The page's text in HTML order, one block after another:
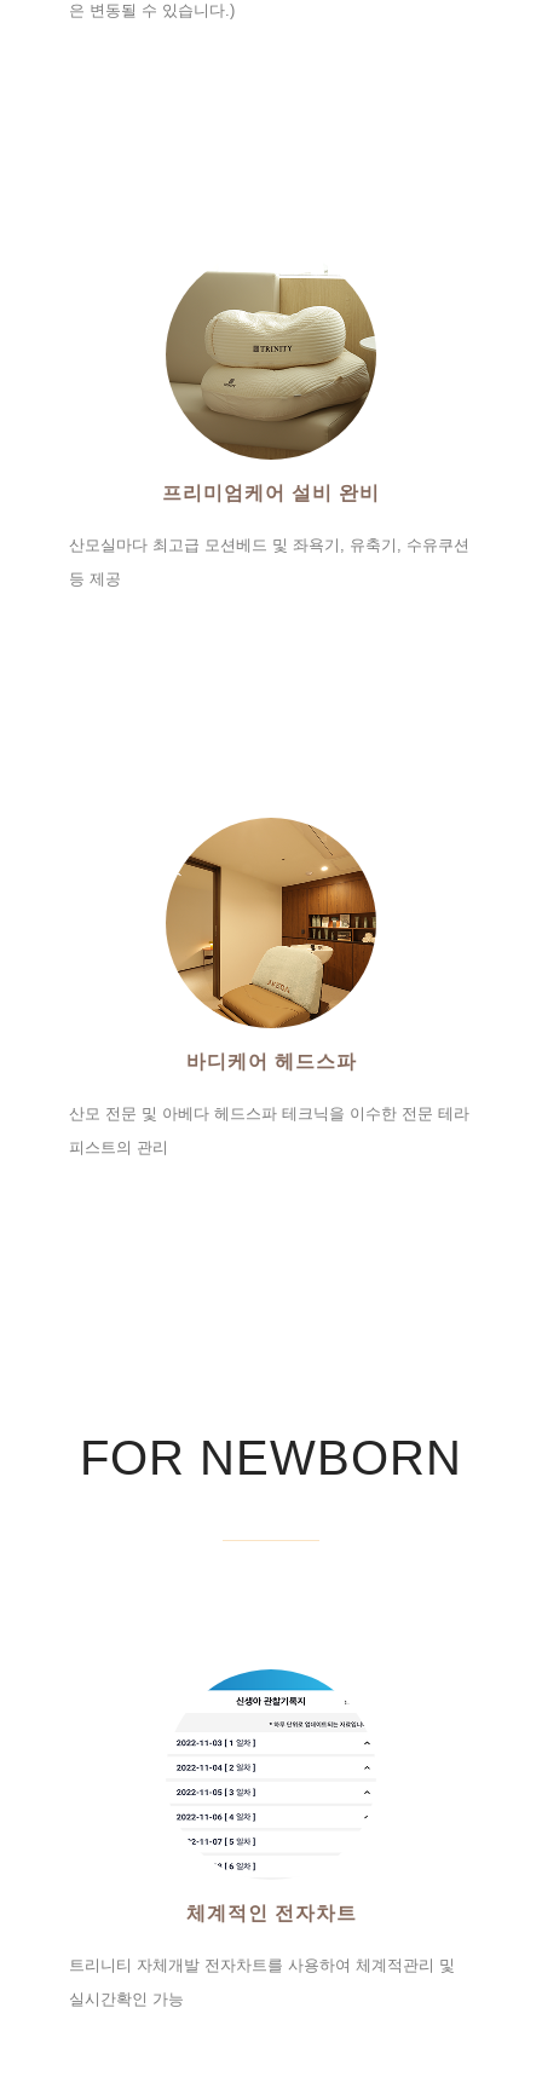
은 변동될 수 있습니다.)
프리미엄케어 설비 완비
산모실마다 최고급 모션베드 및 좌욕기, 유축기, 수유쿠션
등 제공
바디케어 헤드스파
산모 전문 및 아베다 헤드스파 테크닉을 이수한 전문 테라
피스트의 관리
FOR NEWBORN
체계적인 전자차트
트리니티 자체개발 전자차트를 사용하여 체계적관리 및
실시간확인 가능